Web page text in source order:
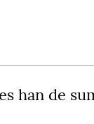
han de